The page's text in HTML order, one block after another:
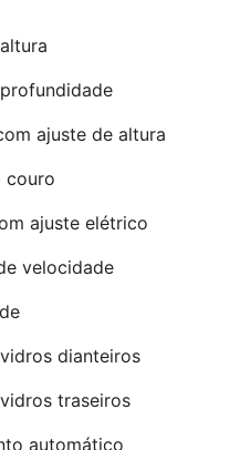
ajuste de altura
couro
ajuste elétrico
velocidade
dianteiros
traseiros
automático